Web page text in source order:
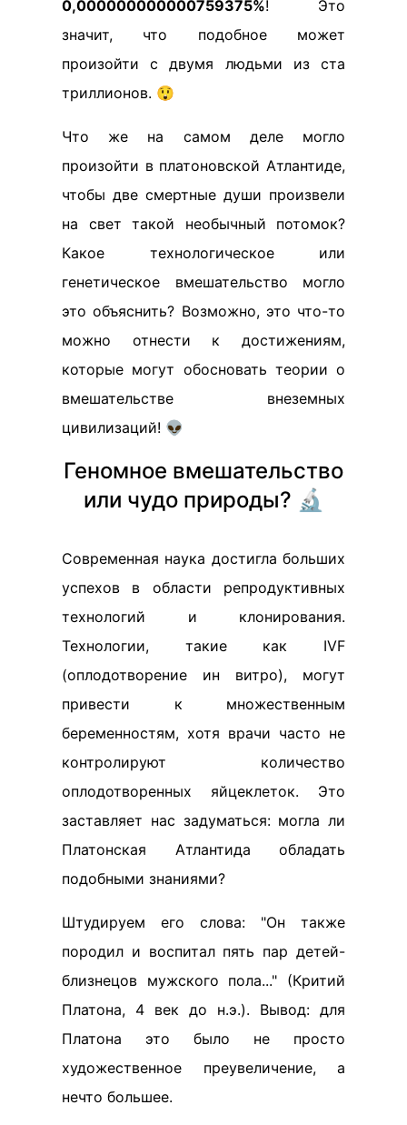
0,000000000000759375%! Это
значит, что подобное может
произойти с двумя людьми из ста
триллионов. 😲
Что же на самом деле могло
произойти в платоновской Атлантиде,
чтобы две смертные души произвели
на свет такой необычный потомок?
Какое технологическое или
генетическое вмешательство могло
это объяснить? Возможно, это что-то
можно отнести к достижениям,
которые могут обосновать теории о
вмешательстве внеземных
цивилизаций! 👽
Геномное вмешательство
или чудо природы? 🔬
Современная наука достигла больших
успехов в области репродуктивных
технологий и клонирования.
Технологии, такие как IVF
(оплодотворение ин витро), могут
привести к множественным
беременностям, хотя врачи часто не
контролируют количество
оплодотворенных яйцеклеток. Это
заставляет нас задуматься: могла ли
Платонская Атлантида обладать
подобными знаниями?
Штудируем его слова: "Он также
породил и воспитал пять пар детей-
близнецов мужского пола..." (Критий
Платона, 4 век до н.э.). Вывод: для
Платона это было не просто
художественное преувеличение, а
нечто большее.